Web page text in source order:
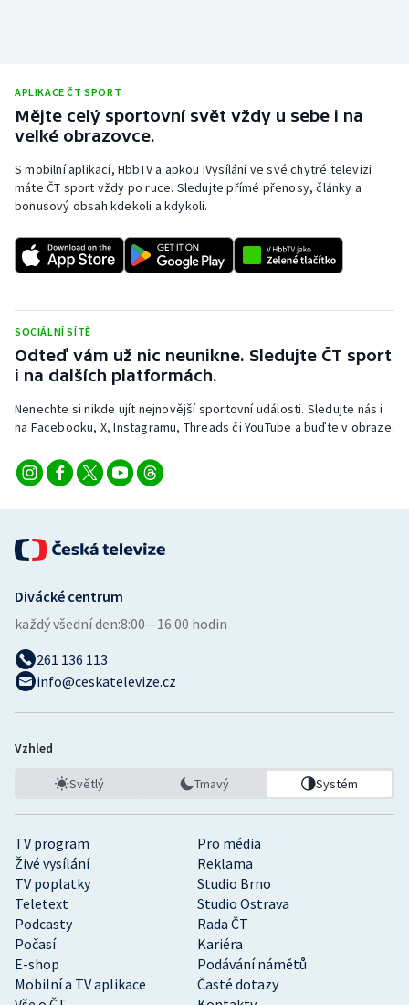
Short track
Stolní tenis
Triatlon
Vodní slalom
Volejbal
Ostatní
APLIKACE ČT SPORT
Mějte celý sportovní svět vždy u sebe i na
velké obrazovce.
S mobilní aplikací, HbbTV a apkou iVysílání ve své chytré televizi
máte ČT sport vždy po ruce. Sledujte přímé přenosy, články a
bonusový obsah kdekoli a kdykoli.
SOCIÁLNÍ SÍTĚ
Odteď vám už nic neunikne. Sledujte ČT sport
i na dalších platformách.
Nenechte si nikde ujít nejnovější sportovní události. Sledujte nás i
na Facebooku, X, Instagramu, Threads či YouTube a buďte v obraze.
TV program
Pro média
Živé vysílání
Reklama
TV poplatky
Studio Brno
Teletext
Studio Ostrava
Podcasty
Rada ČT
Počasí
Kariéra
E-shop
Podávání námětů
Mobilní a TV aplikace
Časté dotazy
Divácké centrum
každý všední den:8:00—16:00 hodin
261 136 113
info@ceskatelevize.cz
Vzhled
Světlý Tmavý Systém